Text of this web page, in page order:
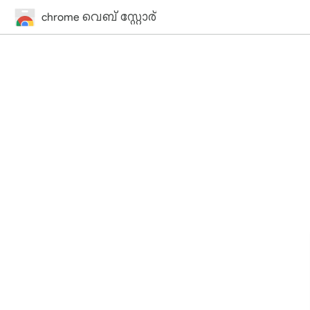
chrome വെബ് സ്റ്റോര്‍